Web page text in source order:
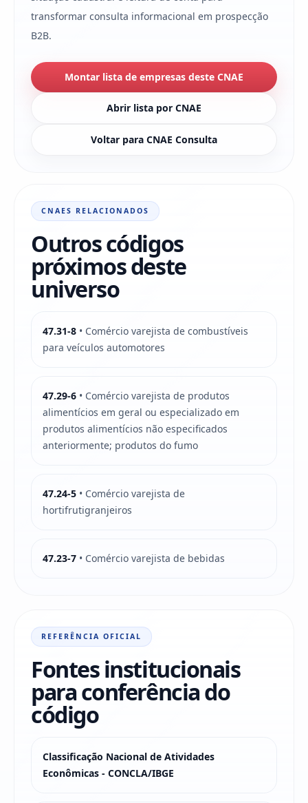
transformar consulta informacional em prospecção
B2B.
Montar lista de empresas deste CNAE
Abrir lista por CNAE
Voltar para CNAE Consulta
CNAES RELACIONADOS
Outros códigos
próximos deste
universo
47.31-8 • Comércio varejista de combustíveis
para veículos automotores
47.29-6 • Comércio varejista de produtos
alimentícios em geral ou especializado em
produtos alimentícios não especificados
anteriormente; produtos do fumo
47.24-5 • Comércio varejista de
hortifrutigranjeiros
47.23-7 • Comércio varejista de bebidas
REFERÊNCIA OFICIAL
Fontes institucionais
para conferência do
código
Classificação Nacional de Atividades
Econômicas - CONCLA/IBGE